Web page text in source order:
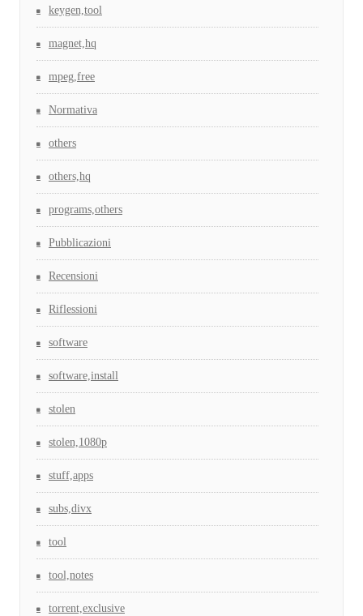
keygen,tool
magnet,hq
mpeg,free
Normativa
others
others,hq
programs,others
Pubblicazioni
Recensioni
Riflessioni
software
software,install
stolen
stolen,1080p
stuff,apps
subs,divx
tool
tool,notes
torrent,exclusive